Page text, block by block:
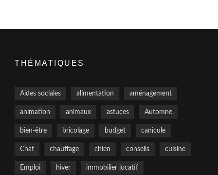
THÉMATIQUES
Aides sociales alimentation aménagement
animation animaux astuces Automne
bien-être bricolage budget canicule
Chat chauffage chien conseils cuisine
Emploi hiver immobilier locatif